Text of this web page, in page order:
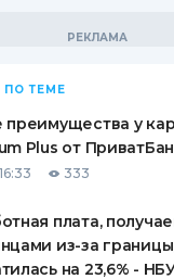
ВИНЬЕТКА
СОТРУДНИКОВ
ОТ
СЛУЧАЕВ
ВОПРОСЫ И
ПО ТЕМЕ
преимущества у
Plus от
333
плата,
из-за
на 23,6% -